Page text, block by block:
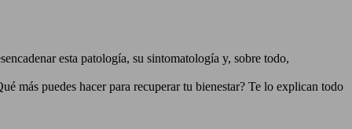
esta patología, su sintomatología y, sobre todo,
más puedes hacer para recuperar tu bienestar? Te lo explican todo